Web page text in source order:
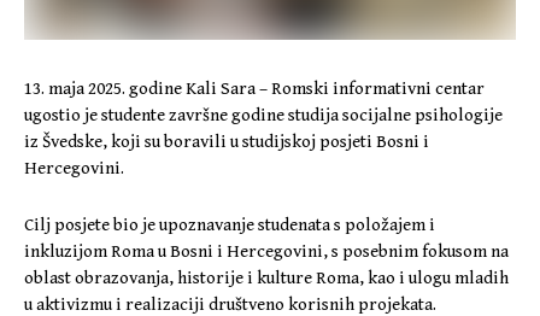
13. maja 2025. godine Kali Sara – Romski informativni centar
ugostio je studente završne godine studija socijalne psihologije
iz Švedske, koji su boravili u studijskoj posjeti Bosni i
Hercegovini.
Cilj posjete bio je upoznavanje studenata s položajem i
inkluzijom Roma u Bosni i Hercegovini, s posebnim fokusom na
oblast obrazovanja, historije i kulture Roma, kao i ulogu mladih
u aktivizmu i realizaciji društveno korisnih projekata.